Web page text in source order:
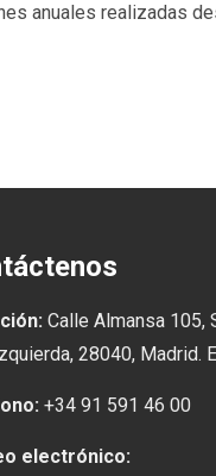
anuales realizadas
Calle Almansa 105,
28040, Madrid.
+34 91 591 46 00
electrónico: